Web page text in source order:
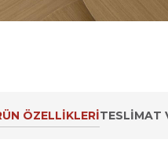
ÖZELLIKLERITESLIMAT